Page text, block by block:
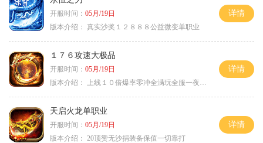
开服时间： 05月/19日
版本介绍： 真实沙奖１２８８８公益微变单职业
详情
１７６攻速大极品
开服时间： 05月/19日
版本介绍：
上线１０倍爆率零冲全满玩全服一夜终极
详情
天启火龙单职业
开服时间： 05月/19日
版本介绍： 20顶赞无沙捐装备保值一切靠打
详情